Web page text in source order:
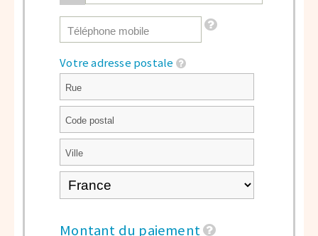
Votre adresse postale
Montant du paiement